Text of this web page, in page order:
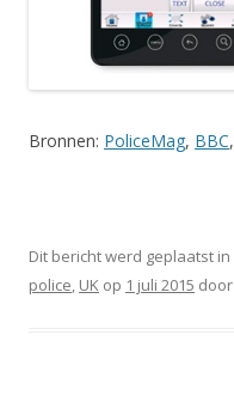
Bronnen: PoliceMag, BBC,
Dit bericht werd geplaatst in
police, UK op 1 juli 2015 door